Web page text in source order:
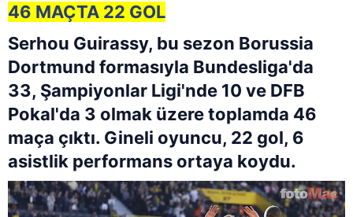
46 MAÇTA 22 GOL
Serhou Guirassy, bu sezon Borussia
Dortmund formasıyla Bundesliga'da
33, Şampiyonlar Ligi'nde 10 ve DFB
Pokal'da 3 olmak üzere toplamda 46
maça çıktı. Gineli oyuncu, 22 gol, 6
asistlik performans ortaya koydu.